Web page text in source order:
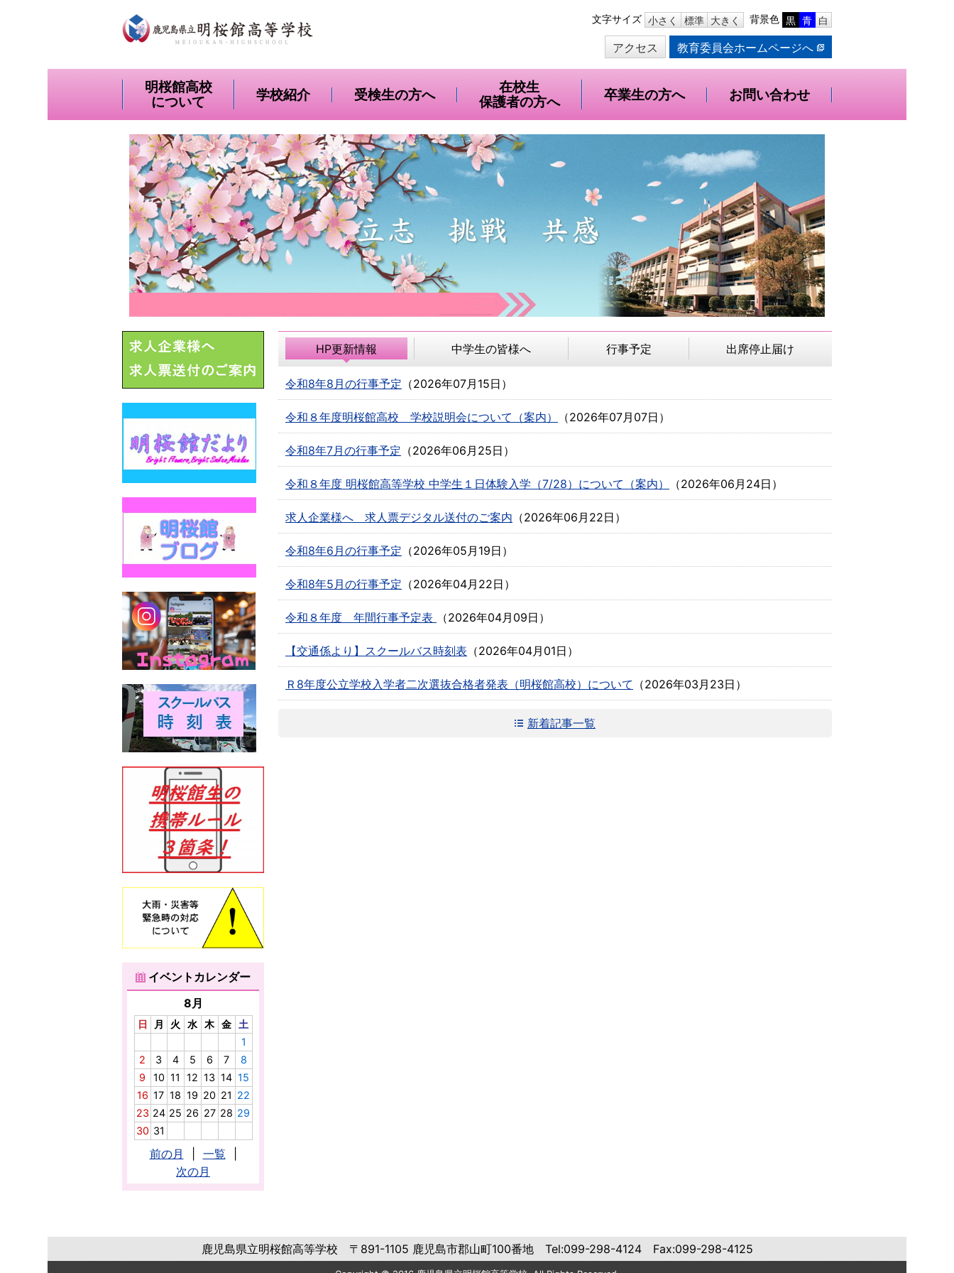
本
文字サイズ 小さく 標準 大きく 背景色 黒 青 白
アクセス 教育委員会ホームページへ
明桜館高校
について
学校紹介 受検生の方へ
在校生
保護者の方へ
卒業生の方へ お問い合わせ
HP更新情報 中学生の皆様へ 行事予定 出席停止届け
令和8年8月の行事予定 （2026年07月15日 ）
令和８年度明桜館高校 学校説明会について（案内） （2026年07月07日 ）
令和8年7月の行事予定 （2026年06月25日 ）
令和８年度 明桜館高等学校 中学生１日体験入学（7/28）について（案内） （2026年06月24日 ）
求人企業様へ 求人票デジタル送付のご案内 （2026年06月22日 ）
令和8年6月の行事予定 （2026年05月19日 ）
令和8年5月の行事予定 （2026年04月22日 ）
令和８年度 年間行事予定表 （2026年04月09日 ）
【交通係より】スクールバス時刻表 （2026年04月01日 ）
Ｒ8年度公立学校入学者二次選抜合格者発表（明桜館高校）について （2026年03月23日 ）
新着記事一覧
イベントカレンダー
8月
日 月 火 水 木 金
土
1
2
3 4 5 6 7
8
9
10 11 12 13 14 15
16 17 18 19 20 21 22
23 24 25 26 27 28 29
30 31
前の月 一覧
次の月
鹿児島県立明桜館高等学校 〒891-1105 鹿児島市郡山町100番地 Tel:099-298-4124 Fax:099-298-4125